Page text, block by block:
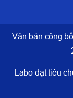
Văn bản công
Labo đạt tiêu